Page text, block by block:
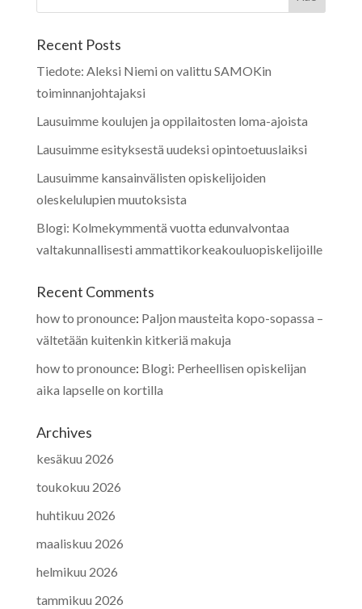
Recent Posts
Tiedote: Aleksi Niemi on valittu SAMOKin
toiminnanjohtajaksi
Lausuimme koulujen ja oppilaitosten loma-ajoista
Lausuimme esityksestä uudeksi opintoetuuslaiksi
Lausuimme kansainvälisten opiskelijoiden
oleskelulupien muutoksista
Blogi: Kolmekymmentä vuotta edunvalvontaa
valtakunnallisesti ammattikorkeakouluopiskelijoille
Recent Comments
how to pronounce: Paljon mausteita kopo-sopassa –
vältetään kuitenkin kitkeriä makuja
how to pronounce: Blogi: Perheellisen opiskelijan
aika lapselle on kortilla
Archives
kesäkuu 2026
toukokuu 2026
huhtikuu 2026
maaliskuu 2026
helmikuu 2026
tammikuu 2026